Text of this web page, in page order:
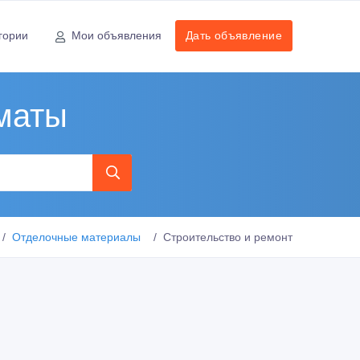
Мои объявления Дать объявление
Отделочные материалы Строительство и ремонт